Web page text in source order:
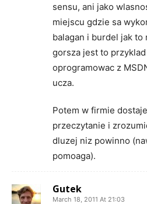
sensu, ani jako
miejscu gdzie sa
balagan i burdel jak to
gorsza jest to
oprogramowac z
ucza.
Potem w firmie
przeczytanie i
dluzej niz powinno
pomoaga).
Gutek
March 18, 2011 At 21:03